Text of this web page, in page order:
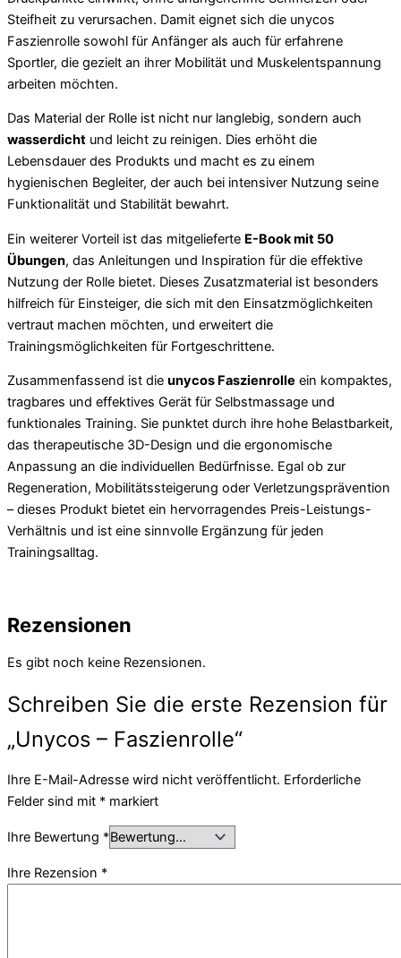
Steifheit zu verursachen. Damit eignet sich die unycos
Faszienrolle sowohl für Anfänger als auch für erfahrene
Sportler, die gezielt an ihrer Mobilität und Muskelentspannung
arbeiten möchten.
Das Material der Rolle ist nicht nur langlebig, sondern auch
wasserdicht und leicht zu reinigen. Dies erhöht die
Lebensdauer des Produkts und macht es zu einem
hygienischen Begleiter, der auch bei intensiver Nutzung seine
Funktionalität und Stabilität bewahrt.
Ein weiterer Vorteil ist das mitgelieferte E-Book mit 50
Übungen, das Anleitungen und Inspiration für die effektive
Nutzung der Rolle bietet. Dieses Zusatzmaterial ist besonders
hilfreich für Einsteiger, die sich mit den Einsatzmöglichkeiten
vertraut machen möchten, und erweitert die
Trainingsmöglichkeiten für Fortgeschrittene.
Zusammenfassend ist die unycos Faszienrolle ein kompaktes,
tragbares und effektives Gerät für Selbstmassage und
funktionales Training. Sie punktet durch ihre hohe Belastbarkeit,
das therapeutische 3D-Design und die ergonomische
Anpassung an die individuellen Bedürfnisse. Egal ob zur
Regeneration, Mobilitätssteigerung oder Verletzungsprävention
– dieses Produkt bietet ein hervorragendes Preis-Leistungs-
Verhältnis und ist eine sinnvolle Ergänzung für jeden
Trainingsalltag.
Rezensionen
Es gibt noch keine Rezensionen.
Schreiben Sie die erste Rezension für
„Unycos – Faszienrolle“
Ihre E-Mail-Adresse wird nicht veröffentlicht. Erforderliche
Felder sind mit * markiert
Ihre Bewertung *
Ihre Rezension *